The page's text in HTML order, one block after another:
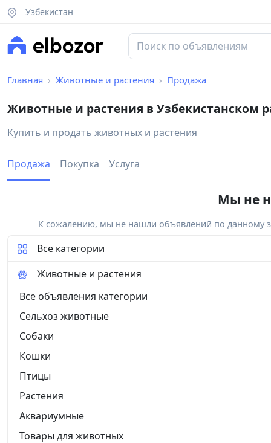
Узбекистан
Главная Животные и растения Продажа
Животные и растения в Узбекистанском
Купить и продать животных и растения
Продажа Покупка Услуга
Мы не
К сожалению, мы не нашли объявлений по данному
Все категории
Животные и растения
Все объявления категории
Сельхоз животные
Собаки
Кошки
Птицы
Растения
Аквариумные
Товары для животных